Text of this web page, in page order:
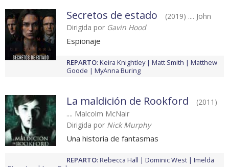
Secretos de estado
(2019) .... John
Dirigida por Gavin Hood
Espionaje
REPARTO: Keira Knightley Matt Smith
Matthew
Goode
MyAnna Buring
La maldición de Rookford
(2011)
.... Malcolm McNair
Dirigida por Nick Murphy
Una historia de fantasmas
REPARTO: Rebecca Hall Dominic West
Imelda